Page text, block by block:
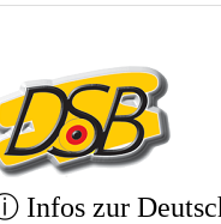
Infos zur